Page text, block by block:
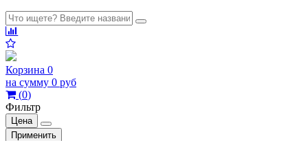
Корзина 0
на сумму 0 руб
(0)
Фильтр
Цена
Применить